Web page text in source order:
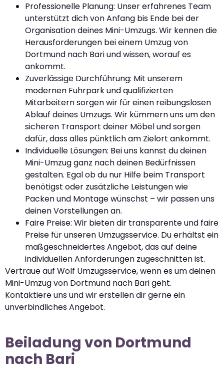
Professionelle Planung: Unser erfahrenes Team
unterstützt dich von Anfang bis Ende bei der
Organisation deines Mini-Umzugs. Wir kennen die
Herausforderungen bei einem Umzug von
Dortmund nach Bari und wissen, worauf es
ankommt.
Zuverlässige Durchführung: Mit unserem
modernen Fuhrpark und qualifizierten
Mitarbeitern sorgen wir für einen reibungslosen
Ablauf deines Umzugs. Wir kümmern uns um den
sicheren Transport deiner Möbel und sorgen
dafür, dass alles pünktlich am Zielort ankommt.
Individuelle Lösungen: Bei uns kannst du deinen
Mini-Umzug ganz nach deinen Bedürfnissen
gestalten. Egal ob du nur Hilfe beim Transport
benötigst oder zusätzliche Leistungen wie
Packen und Montage wünschst – wir passen uns
deinen Vorstellungen an.
Faire Preise: Wir bieten dir transparente und faire
Preise für unseren Umzugsservice. Du erhältst ein
maßgeschneidertes Angebot, das auf deine
individuellen Anforderungen zugeschnitten ist.
Vertraue auf Wolf Umzugsservice, wenn es um deinen
Mini-Umzug von Dortmund nach Bari geht.
Kontaktiere uns und wir erstellen dir gerne ein
unverbindliches Angebot.
Beiladung von Dortmund
nach Bari